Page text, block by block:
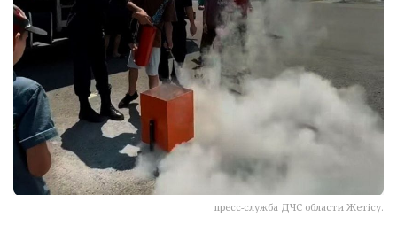
пресс-служба ДЧС области Жетісу.